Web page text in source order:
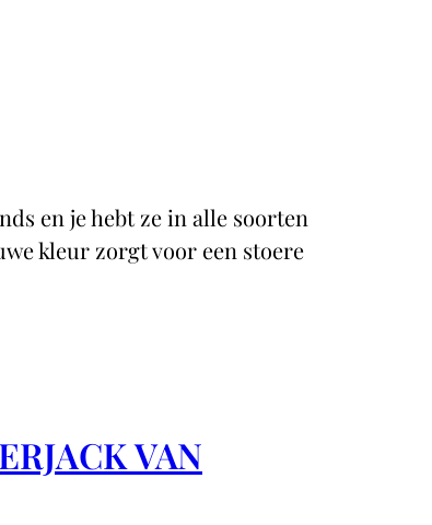
en je hebt ze in alle soorten
kleur zorgt voor een stoere
VAN